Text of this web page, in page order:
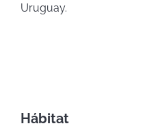
Uruguay.
Hábitat